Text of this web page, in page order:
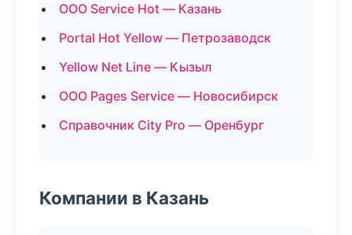
ООО Service Hot — Казань
Portal Hot Yellow — Петрозаводск
Yellow Net Line — Кызыл
ООО Pages Service — Новосибирск
Справочник City Pro — Оренбург
Компании в Казань